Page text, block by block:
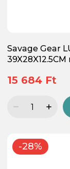
Savage Gear
15 684 Ft
-28%